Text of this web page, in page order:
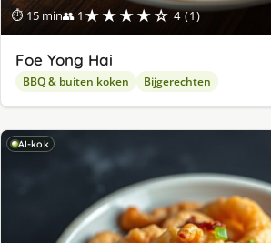
⏱ 15 min👥 1 ★★★★☆ 4 (1)
Foe Yong Hai
BBQ & buiten koken Bijgerechten
AI-kok